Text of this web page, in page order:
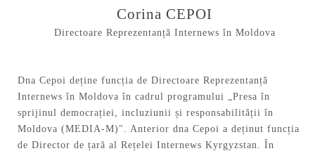
Corina CEPOI
Directoare Reprezentanță Internews în Moldova
Dna Cepoi deține funcția de Directoare Reprezentanță
Internews în Moldova în cadrul programului „Presa în
sprijinul democrației, incluziunii și responsabilității în
Moldova (MEDIA-M)". Anterior dna Cepoi a deținut funcția
de Director de țară al Rețelei Internews Kyrgyzstan. În